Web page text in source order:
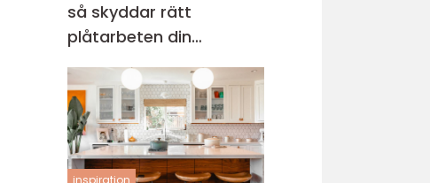
så skyddar rätt
plåtarbeten din
fastighet
inspiration